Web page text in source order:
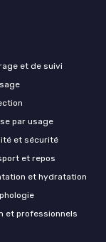
et de suivi
par usage
et sécurité
et repos
et hydratation
et professionnels